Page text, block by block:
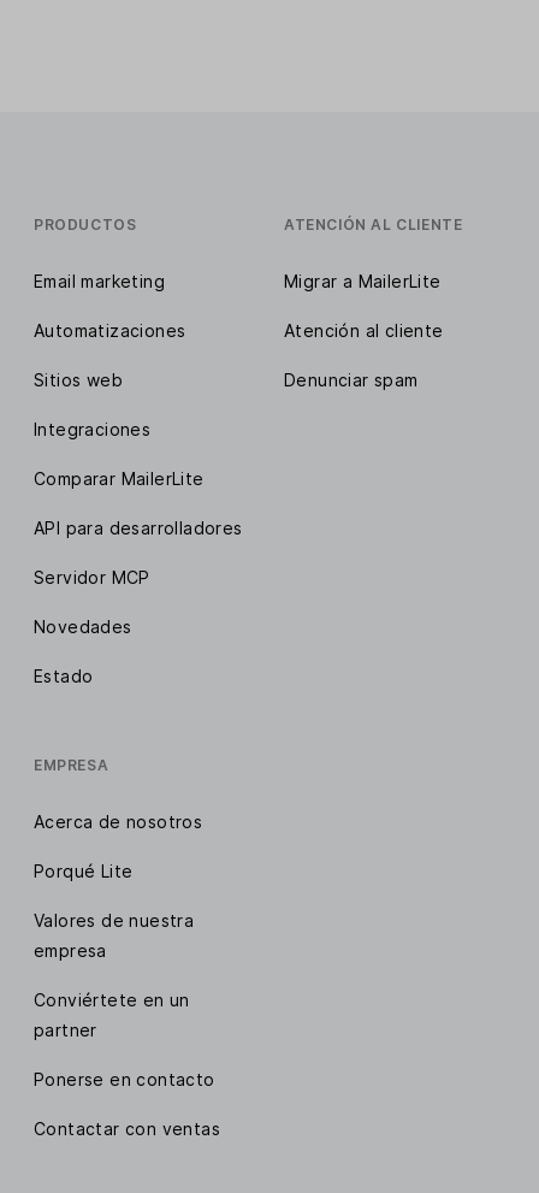
PRODUCTOS
Email marketing
Automatizaciones
Sitios web
Integraciones
Comparar MailerLite
API para desarrolladores
Servidor MCP
Novedades
Estado
ATENCIÓN AL CLIENTE
Migrar a MailerLite
Atención al cliente
Denunciar spam
EMPRESA
Acerca de nosotros
Porqué Lite
Valores de nuestra
empresa
Conviértete en un
partner
Ponerse en contacto
Contactar con ventas